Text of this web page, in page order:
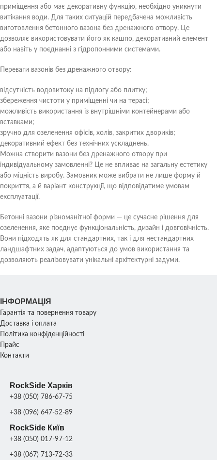
приміщення або має декоративну функцію, необхідно уникнути
витікання води. Для таких ситуацій передбачена можливість
виготовлення бетонного вазона без дренажного отвору. Це
дозволяє використовувати його як кашпо, декоративний елемент
або навіть у поєднанні з гідропонними системами.
Переваги вазонів без дренажного отвору:
відсутність водовитоку на підлогу або плитку;
збереження чистоти у приміщенні чи на терасі;
можливість використання із внутрішніми контейнерами або
вставками;
зручно для озеленення офісів, холів, закритих двориків;
декоративний ефект без технічних ускладнень.
Можна створити вазони без дренажного отвору при
індивідуальному замовленні? Це не впливає на загальну естетику
або міцність виробу. Замовник може вибрати не лише форму й
покриття, а й варіант конструкції, що відповідатиме умовам
експлуатації.
Бетонні вазони різноманітної форми — це сучасне рішення для
озеленення, яке поєднує функціональність, дизайн і довговічність.
Вони підходять як для стандартних, так і для нестандартних
ландшафтних задач, адаптуються до умов використання та
дозволяють реалізовувати унікальні архітектурні задуми.
ІНФОРМАЦІЯ
Гарантія та повернення товару
Доставка і оплата
Політика конфіденційності
Прайс
Контакти
RockSide Харків
+38 (050) 786-67-75
+38 (096) 647-52-89
RockSide Київ
+38 (050) 017-97-12
+38 (067) 713-72-33